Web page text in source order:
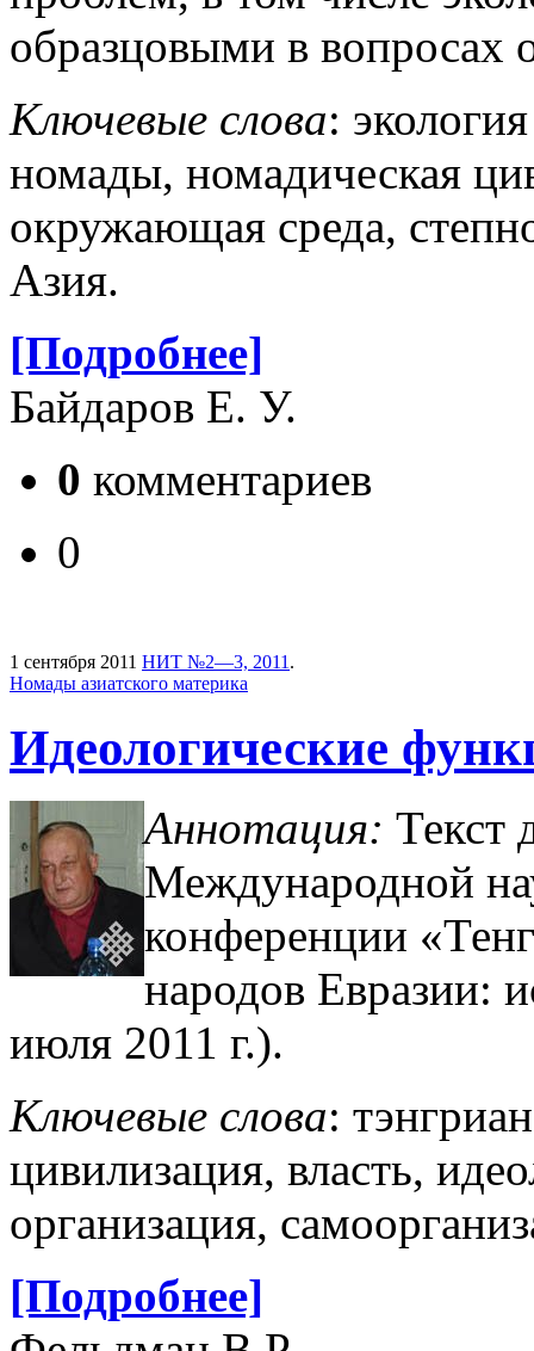
образцовыми в вопросах
Ключевые слова:
номады, номадическая
окружающая среда,
Азия.
[Подробнее]
Байдаров Е. У.
0 комментариев
0
1 сентября 2011 НИТ №2—3, 2011 .
Номады азиатского материка
Идеологические
Аннотация: Текст
Международной
конференции
народов Евразии:
июля 2011 г.).
Ключевые слова:
цивилизация, власть,
организация,
[Подробнее]